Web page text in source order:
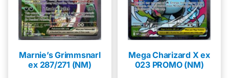
Marnie’s Grimmsnarl
ex 287/271 (NM)
Mega Charizard X ex
023 PROMO (NM)